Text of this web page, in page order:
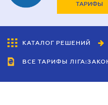
ТАРИФЫ
КАТАЛОГ РЕШЕНИЙ
ВСЕ ТАРИФЫ